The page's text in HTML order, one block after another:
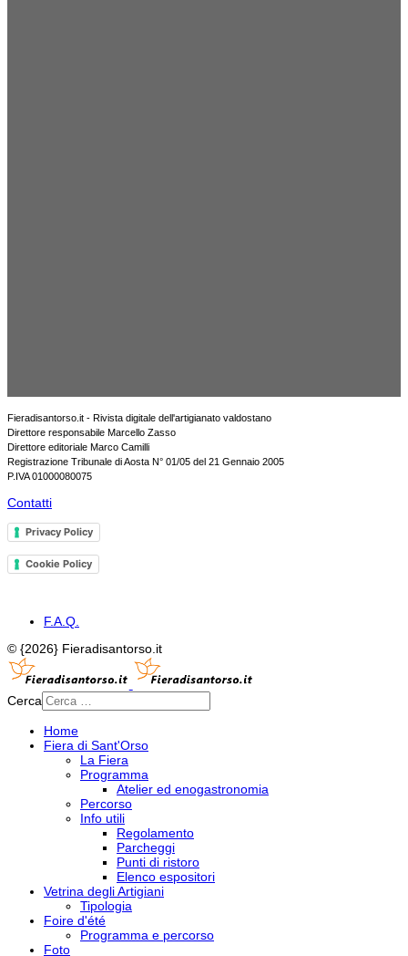
Fieradisantorso.it - Rivista digitale dell'artigianato valdostano
Direttore responsabile Marcello Zasso
Direttore editoriale Marco Camilli
Registrazione Tribunale di Aosta N° 01/05 del 21 Gennaio 2005
P.IVA 01000080075
Contatti
Privacy Policy
Cookie Policy
F.A.Q.
© {2026} Fieradisantorso.it
Cerca
Home
Fiera di Sant'Orso
La Fiera
Programma
Atelier ed enogastronomia
Percorso
Info utili
Regolamento
Parcheggi
Punti di ristoro
Elenco espositori
Vetrina degli Artigiani
Tipologia
Foire d'été
Programma e percorso
Foto